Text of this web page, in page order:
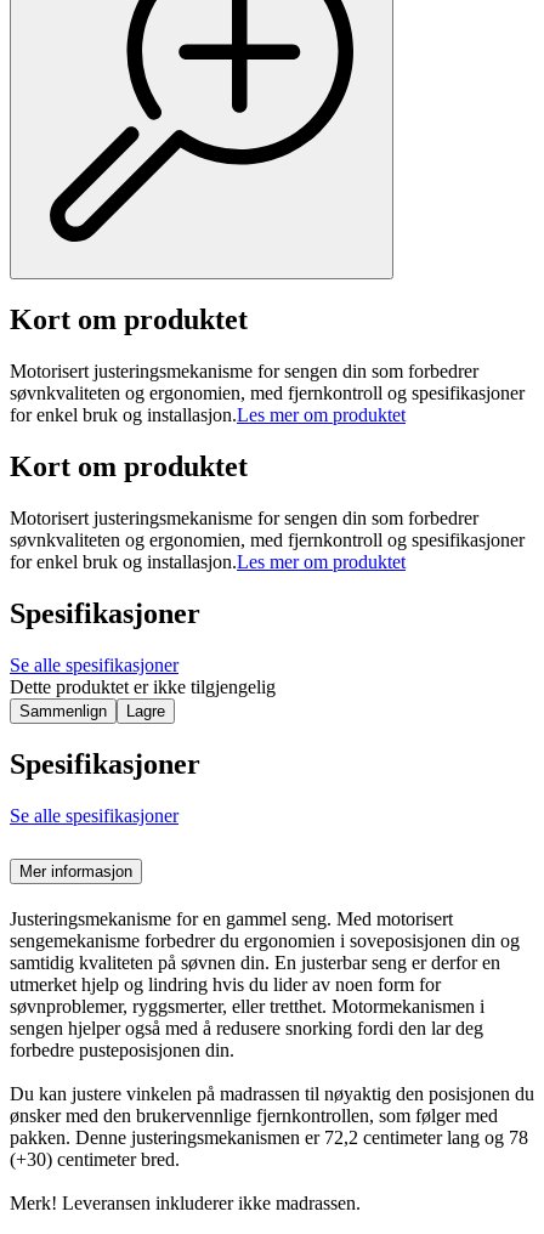
Kort om produktet
Motorisert justeringsmekanisme for sengen din som forbedrer
søvnkvaliteten og ergonomien, med fjernkontroll og spesifikasjoner
for enkel bruk og installasjon.Les mer om produktet
Kort om produktet
Motorisert justeringsmekanisme for sengen din som forbedrer
søvnkvaliteten og ergonomien, med fjernkontroll og spesifikasjoner
for enkel bruk og installasjon.Les mer om produktet
Spesifikasjoner
Se alle spesifikasjoner
Dette produktet er ikke tilgjengelig
Sammenlign Lagre
Spesifikasjoner
Se alle spesifikasjoner
Mer informasjon
Justeringsmekanisme for en gammel seng. Med motorisert
sengemekanisme forbedrer du ergonomien i soveposisjonen din og
samtidig kvaliteten på søvnen din. En justerbar seng er derfor en
utmerket hjelp og lindring hvis du lider av noen form for
søvnproblemer, ryggsmerter, eller tretthet. Motormekanismen i
sengen hjelper også med å redusere snorking fordi den lar deg
forbedre pusteposisjonen din.
Du kan justere vinkelen på madrassen til nøyaktig den posisjonen du
ønsker med den brukervennlige fjernkontrollen, som følger med
pakken. Denne justeringsmekanismen er 72,2 centimeter lang og 78
(+30) centimeter bred.
Merk! Leveransen inkluderer ikke madrassen.